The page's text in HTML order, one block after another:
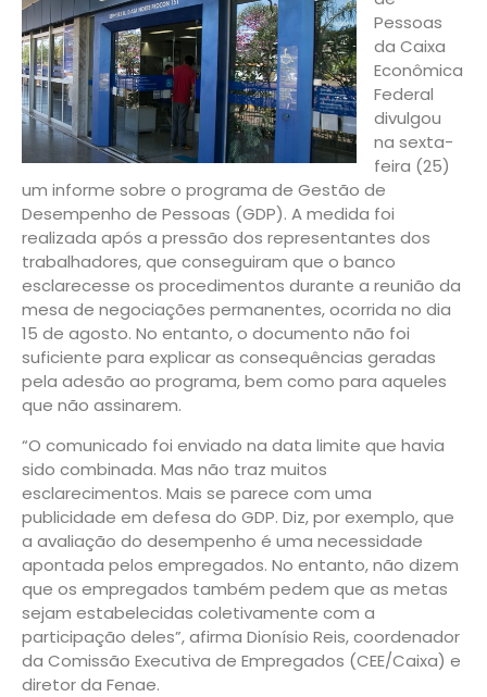
Pessoas
da Caixa
Econômica
Federal
divulgou
na sexta-
feira (25)
um informe sobre o programa de Gestão de
Desempenho de Pessoas (GDP). A medida foi
realizada após a pressão dos representantes dos
trabalhadores, que conseguiram que o banco
esclarecesse os procedimentos durante a reunião da
mesa de negociações permanentes, ocorrida no dia
15 de agosto. No entanto, o documento não foi
suficiente para explicar as consequências geradas
pela adesão ao programa, bem como para aqueles
que não assinarem.
“O comunicado foi enviado na data limite que havia
sido combinada. Mas não traz muitos
esclarecimentos. Mais se parece com uma
publicidade em defesa do GDP. Diz, por exemplo, que
a avaliação do desempenho é uma necessidade
apontada pelos empregados. No entanto, não dizem
que os empregados também pedem que as metas
sejam estabelecidas coletivamente com a
participação deles”, afirma Dionísio Reis, coordenador
da Comissão Executiva de Empregados (CEE/Caixa) e
diretor da Fenae.